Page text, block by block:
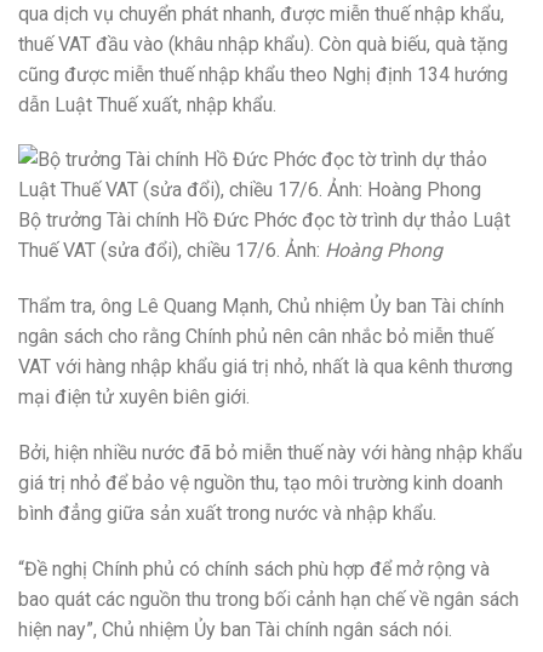
qua dịch vụ chuyển phát nhanh, được miễn thuế nhập khẩu,
thuế VAT đầu vào (khâu nhập khẩu). Còn quà biếu, quà tặng
cũng được miễn thuế nhập khẩu theo Nghị định 134 hướng
dẫn Luật Thuế xuất, nhập khẩu.
Bộ trưởng Tài chính Hồ Đức Phớc đọc tờ trình dự thảo Luật
Thuế VAT (sửa đổi), chiều 17/6. Ảnh: Hoàng Phong
Thẩm tra, ông Lê Quang Mạnh, Chủ nhiệm Ủy ban Tài chính
ngân sách cho rằng Chính phủ nên cân nhắc bỏ miễn thuế
VAT với hàng nhập khẩu giá trị nhỏ, nhất là qua kênh thương
mại điện tử xuyên biên giới.
Bởi, hiện nhiều nước đã bỏ miễn thuế này với hàng nhập khẩu
giá trị nhỏ để bảo vệ nguồn thu, tạo môi trường kinh doanh
bình đẳng giữa sản xuất trong nước và nhập khẩu.
“Đề nghị Chính phủ có chính sách phù hợp để mở rộng và
bao quát các nguồn thu trong bối cảnh hạn chế về ngân sách
hiện nay”, Chủ nhiệm Ủy ban Tài chính ngân sách nói.